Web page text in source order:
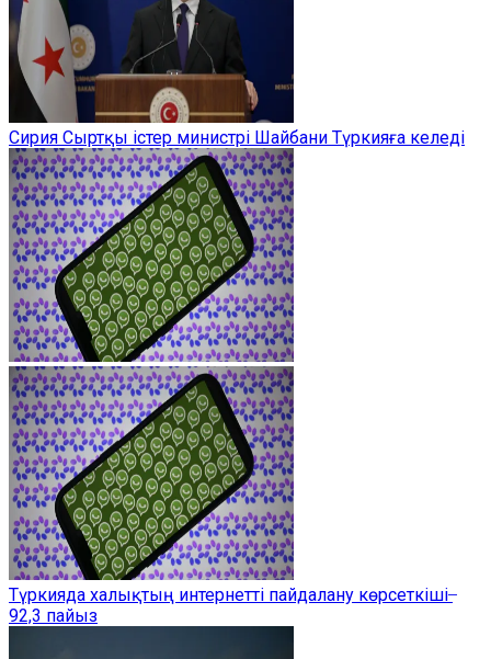
Сирия Сыртқы істер министрі Шайбани Түркияға келеді
Түркияда халықтың интернетті пайдалану көрсеткіші ̶
92,3 пайыз